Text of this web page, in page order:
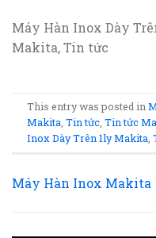
Máy Hàn Inox Dày
Makita, Tin tức
This entry was posted in
Makita ,Tin tức ,Tin tức
Inox Dày Trên 1ly Makita ,
Máy Hàn Inox Makita